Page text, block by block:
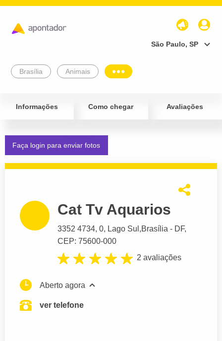
São Paulo, SP
Brasília Animais
Informações Como chegar Avaliações
Faça login para enviar fotos
Cat Tv Aquarios
3352 4734, 0, Lago Sul,Brasília - DF,
CEP: 75600-000
2 avaliações
Aberto agora
ver telefone